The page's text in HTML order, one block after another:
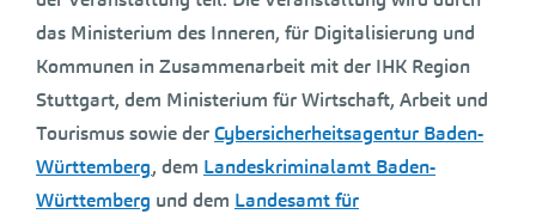
das Ministerium des Inneren, für Digitalisierung und
Kommunen in Zusammenarbeit mit der IHK Region
Stuttgart, dem Ministerium für Wirtschaft, Arbeit und
Tourismus sowie derCybersicherheitsagentur Baden-
Württemberg, dem Landeskriminalamt Baden-
Württemberg und dem Landesamt für